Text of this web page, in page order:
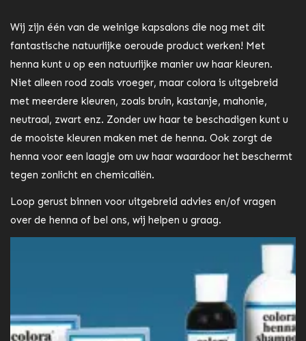
Wij zijn één van de weinige kapsalons die nog met dit
fantastische natuurlijke oeroude product werken! Met
henna kunt u op een natuurlijke manier uw haar kleuren.
Niet alleen rood zoals vroeger, maar colora is uitgebreid
met meerdere kleuren, zoals bruin, kastanje, mahonie,
neutraal, zwart enz. Zonder uw haar te beschadigen kunt u
de mooiste kleuren maken met de henna. Ook zorgt de
henna voor een laagje om uw haar waardoor het beschermt
tegen zonlicht en chemicaliën.
Loop gerust binnen voor uitgebreid advies en/of vragen
over de henna of bel ons, wij helpen u graag.